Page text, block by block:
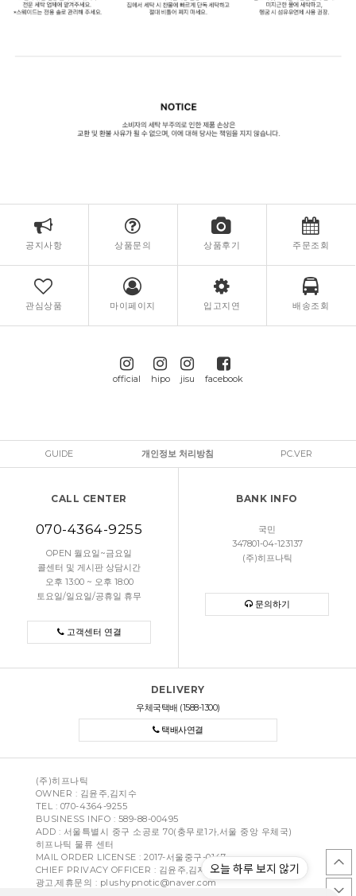
공지사항 상품문의 상품후기 주문조회
관심상품 마이페이지 입고지연 배송조회
official hipo jisu facebook
GUIDE 개인정보 처리방침 PC.VER
CALL CENTER
070-4364-9255
OPEN 월요일~금요일
콜센터 및 게시판 상담시간
오후 13:00 ~ 오후 18:00
토요일/일요일/공휴일 휴무
고객센터 연결
BANK INFO
국민
347801-04-123137
(주)히프나틱
문의하기
DELIVERY
우체국택배 (1588-1300)
택배사연결
(주)히프나틱
OWNER : 김윤주,김지수
TEL : 070-4364-9255
BUSINESS INFO : 589-88-00495
ADD : 서울특별시 중구 소공로 70(충무로1가,서울 중앙 우체국)
히프나틱 물류 센터
MAIL ORDER LICENSE : 2017-서울중구-0147
CHIEF PRIVACY OFFICER : 김윤주,김지수
광고,제휴문의 : plushypnotic@naver.com
오늘 하루 보지 않기